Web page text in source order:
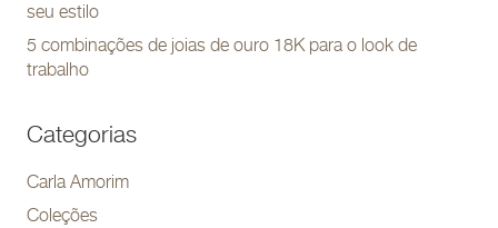
seu estilo
5 combinações de joias de ouro 18K para o look de
trabalho
Categorias
Carla Amorim
Coleções